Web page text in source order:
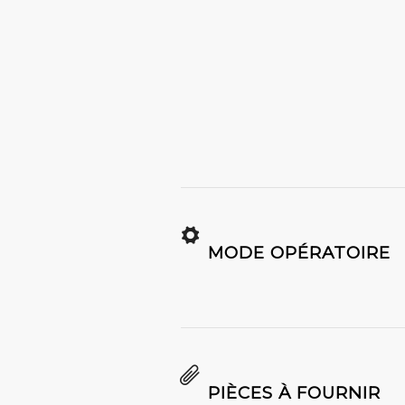
MODE OPÉRATOIRE
PIÈCES À FOURNIR